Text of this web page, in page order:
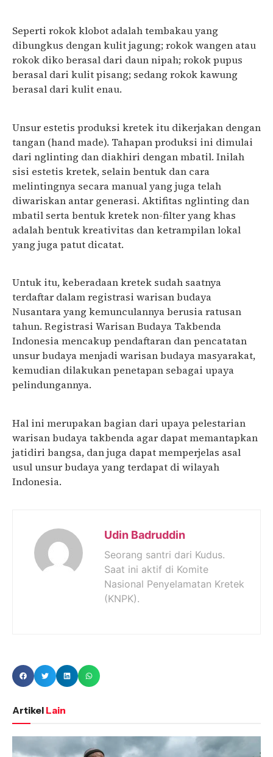
Seperti rokok klobot adalah tembakau yang
dibungkus dengan kulit jagung; rokok wangen atau
rokok diko berasal dari daun nipah; rokok pupus
berasal dari kulit pisang; sedang rokok kawung
berasal dari kulit enau.
Unsur estetis produksi kretek itu dikerjakan dengan
tangan (hand made). Tahapan produksi ini dimulai
dari nglinting dan diakhiri dengan mbatil. Inilah
sisi estetis kretek, selain bentuk dan cara
melintingnya secara manual yang juga telah
diwariskan antar generasi. Aktifitas nglinting dan
mbatil serta bentuk kretek non-filter yang khas
adalah bentuk kreativitas dan ketrampilan lokal
yang juga patut dicatat.
Untuk itu, keberadaan kretek sudah saatnya
terdaftar dalam registrasi warisan budaya
Nusantara yang kemunculannya berusia ratusan
tahun. Registrasi Warisan Budaya Takbenda
Indonesia mencakup pendaftaran dan pencatatan
unsur budaya menjadi warisan budaya masyarakat,
kemudian dilakukan penetapan sebagai upaya
pelindungannya.
Hal ini merupakan bagian dari upaya pelestarian
warisan budaya takbenda agar dapat memantapkan
jatidiri bangsa, dan juga dapat memperjelas asal
usul unsur budaya yang terdapat di wilayah
Indonesia.
Udin Badruddin
Seorang santri dari Kudus.
Saat ini aktif di Komite
Nasional Penyelamatan Kretek
(KNPK).
Artikel Lain